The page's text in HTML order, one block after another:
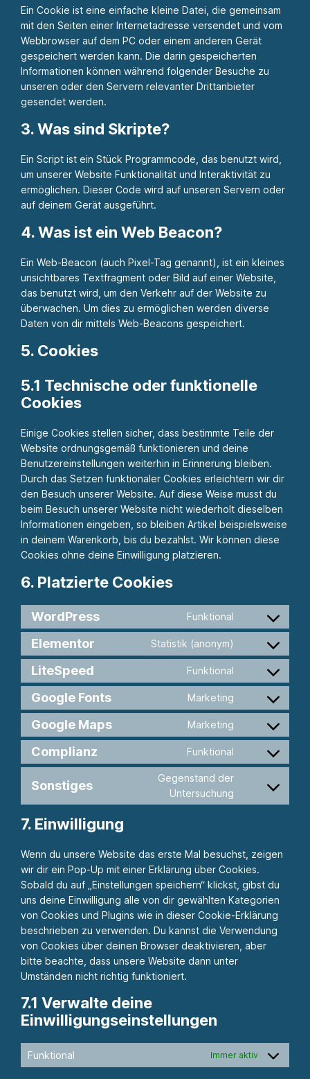
Ein Cookie ist eine einfache kleine Datei, die gemeinsam
mit den Seiten einer Internetadresse versendet und vom
Webbrowser auf dem PC oder einem anderen Gerät
gespeichert werden kann. Die darin gespeicherten
Informationen können während folgender Besuche zu
unseren oder den Servern relevanter Drittanbieter
gesendet werden.
3. Was sind Skripte?
Ein Script ist ein Stück Programmcode, das benutzt wird,
um unserer Website Funktionalität und Interaktivität zu
ermöglichen. Dieser Code wird auf unseren Servern oder
auf deinem Gerät ausgeführt.
4. Was ist ein Web Beacon?
Ein Web-Beacon (auch Pixel-Tag genannt), ist ein kleines
unsichtbares Textfragment oder Bild auf einer Website,
das benutzt wird, um den Verkehr auf der Website zu
überwachen. Um dies zu ermöglichen werden diverse
Daten von dir mittels Web-Beacons gespeichert.
5. Cookies
5.1 Technische oder funktionelle
Cookies
Einige Cookies stellen sicher, dass bestimmte Teile der
Website ordnungsgemäß funktionieren und deine
Benutzereinstellungen weiterhin in Erinnerung bleiben.
Durch das Setzen funktionaler Cookies erleichtern wir dir
den Besuch unserer Website. Auf diese Weise musst du
beim Besuch unserer Website nicht wiederholt dieselben
Informationen eingeben, so bleiben Artikel beispielsweise
in deinem Warenkorb, bis du bezahlst. Wir können diese
Cookies ohne deine Einwilligung platzieren.
6. Platzierte Cookies
WordPress Funktional
Consent
service
wordpress
Elementor Statistik (anonym)
Consent
service
elementor
LiteSpeed Funktional
Consent
service
litespeed
Google Fonts Marketing
Consent
service
google-
fonts
Google Maps Marketing
Consent
service
Complianz Funktional
Consent
service
complianz
Sonstiges
Gegenstand der
Untersuchung
Consent
to
7. Einwilligung
Wenn du unsere Website das erste Mal besuchst, zeigen
wir dir ein Pop-Up mit einer Erklärung über Cookies.
Sobald du auf „Einstellungen speichern“ klickst, gibst du
uns deine Einwilligung alle von dir gewählten Kategorien
von Cookies und Plugins wie in dieser Cookie-Erklärung
beschrieben zu verwenden. Du kannst die Verwendung
von Cookies über deinen Browser deaktivieren, aber
bitte beachte, dass unsere Website dann unter
Umständen nicht richtig funktioniert.
7.1 Verwalte deine
Einwilligungseinstellungen
Funktional Immer aktiv